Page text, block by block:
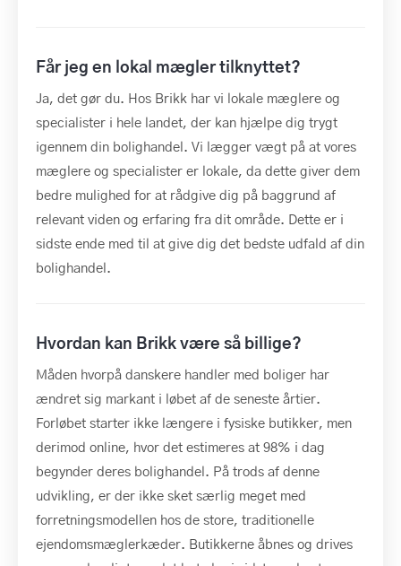
Får jeg en lokal mægler tilknyttet?
Ja, det gør du. Hos Brikk har vi lokale mæglere og
specialister i hele landet, der kan hjælpe dig trygt
igennem din bolighandel. Vi lægger vægt på at vores
mæglere og specialister er lokale, da dette giver dem
bedre mulighed for at rådgive dig på baggrund af
relevant viden og erfaring fra dit område. Dette er i
sidste ende med til at give dig det bedste udfald af din
bolighandel.
Hvordan kan Brikk være så billige?
Måden hvorpå danskere handler med boliger har
ændret sig markant i løbet af de seneste årtier.
Forløbet starter ikke længere i fysiske butikker, men
derimod online, hvor det estimeres at 98% i dag
begynder deres bolighandel. På trods af denne
udvikling, er der ikke sket særlig meget med
forretningsmodellen hos de store, traditionelle
ejendomsmæglerkæder. Butikkerne åbnes og drives